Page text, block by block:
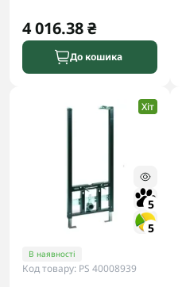
4 016.38 ₴
До кошика
Хіт
5
5
В наявності
Код товару: PS 40008939